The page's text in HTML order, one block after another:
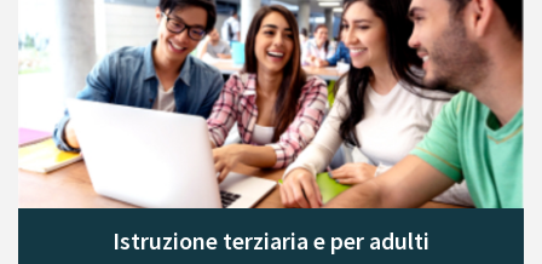
Istruzione terziaria e per adulti